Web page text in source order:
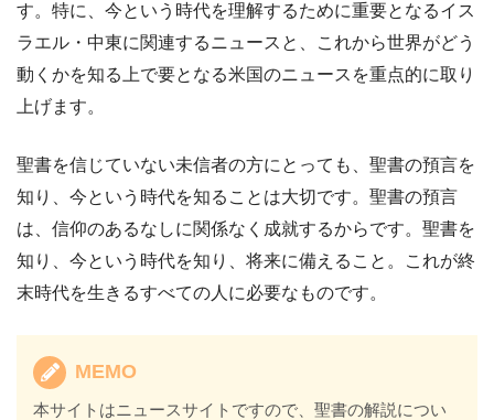
す。特に、今という時代を理解するために重要となるイス
ラエル・中東に関連するニュースと、これから世界がどう
動くかを知る上で要となる米国のニュースを重点的に取り
上げます。
聖書を信じていない未信者の方にとっても、聖書の預言を
知り、今という時代を知ることは大切です。聖書の預言
は、信仰のあるなしに関係なく成就するからです。聖書を
知り、今という時代を知り、将来に備えること。これが終
末時代を生きるすべての人に必要なものです。
MEMO
本サイトはニュースサイトですので、聖書の解説につい